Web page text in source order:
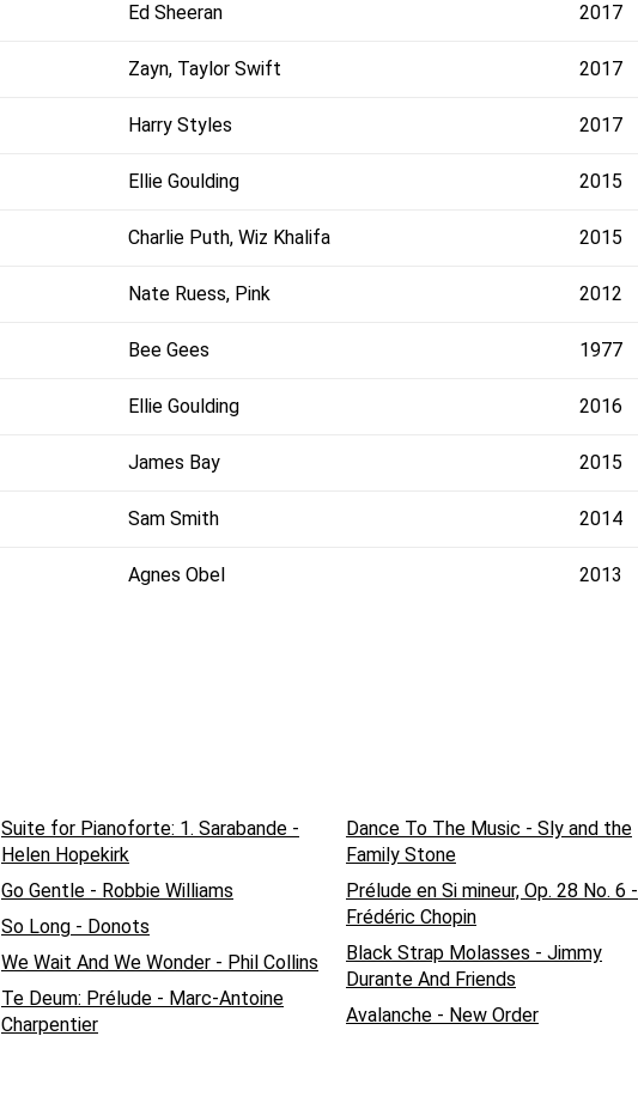
Ed Sheeran 2017
Zayn, Taylor Swift 2017
Harry Styles 2017
Ellie Goulding 2015
Charlie Puth, Wiz Khalifa 2015
Nate Ruess, Pink 2012
Bee Gees 1977
Ellie Goulding 2016
James Bay 2015
Sam Smith 2014
Agnes Obel 2013
Suite for Pianoforte: 1. Sarabande -
Helen Hopekirk
Go Gentle - Robbie Williams
So Long - Donots
We Wait And We Wonder - Phil Collins
Te Deum: Prélude - Marc-Antoine
Charpentier
Dance To The Music - Sly and the
Family Stone
Prélude en Si mineur, Op. 28 No. 6 -
Frédéric Chopin
Black Strap Molasses - Jimmy
Durante And Friends
Avalanche - New Order